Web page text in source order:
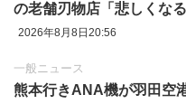
の老舗刃物店「悲しくなる
2026年8月8日20:56
一般ニュース
熊本行きANA機が羽田空